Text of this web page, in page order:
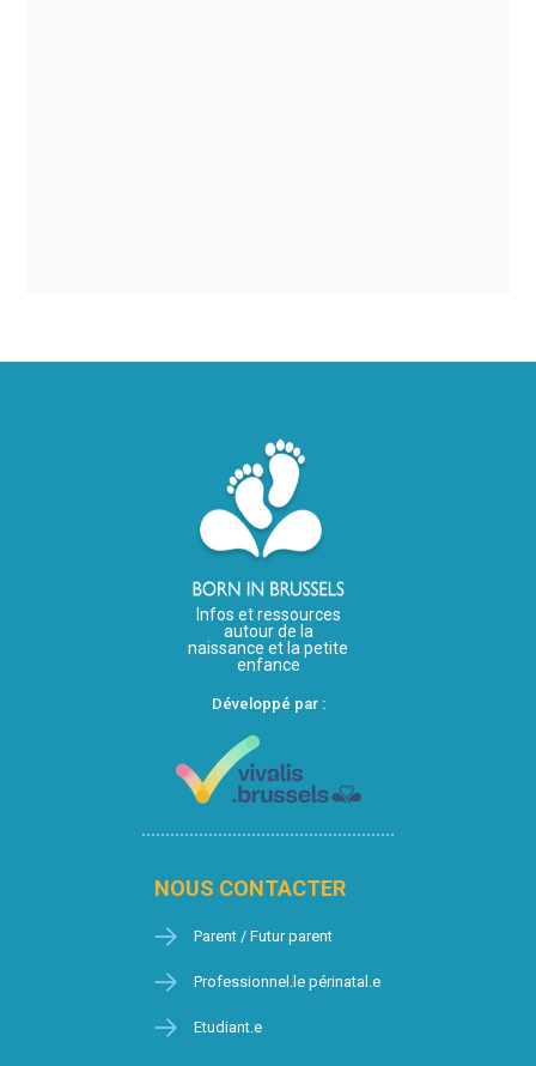
Infos et ressources
autour de la
naissance et la petite
enfance
Développé par :
NOUS CONTACTER
Parent / Futur parent
Professionnel.le périnatal.e
Etudiant.e